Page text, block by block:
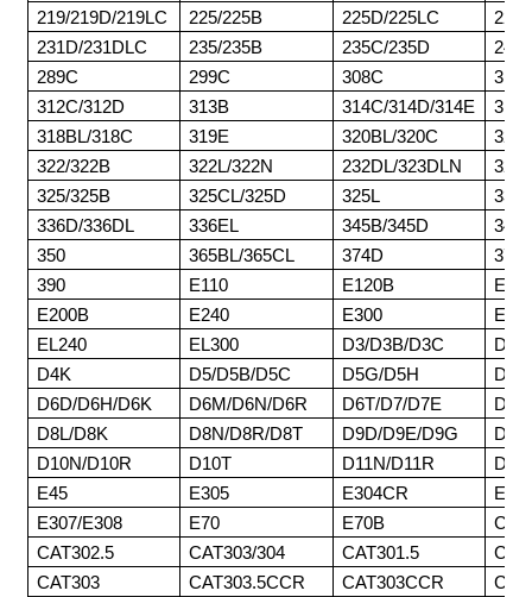
219/219D/219LC
225/225B 225D/225LC
227
231D/231DLC
235/235B 235C/235D
245/
289C
299C 308C
311/
312C/312D
313B 314C/314D/314E
315/
318BL/318C
319E 320BL/320C
322/322B
322L/322N 232DL/323DLN
325/325B
325CL/325D 325L
330/
336D/336DL
336EL 345B/345D
350
365BL/365CL 374D
375/
390
E110 E120B
E200B
E240 E300
EL240
EL300 D3/D3B/D3C
D4/
D4K
D5/D5B/D5C D5G/D5H
D6D/D6H/D6K
D6M/D6N/D6R D6T/D7/D7E
D8L/D8K
D8N/D8R/D8T D9D/D9E/D9G
D10N/D10R
D10T D11N/D11R
E45
E305 E304CR
E307/E308
E70 E70B
CAT302.5
CAT303/304 CAT301.5
CAT303
CAT303.5CCR CAT303CCR